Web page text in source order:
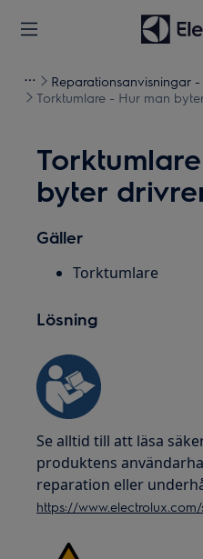
Reparationsanvisningar
Torktumlare - Hur man
byter
Gäller
Torktumlare
Lösning
Se alltid till att läsa
produktens
reparation eller
https://